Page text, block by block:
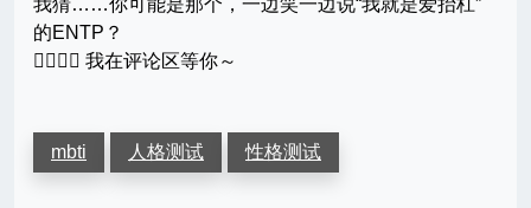
我猜……你可能是那个，一边笑一边说“我就是爱抬杠”
的ENTP？
🙋‍♂️🙋‍♀️ 我在评论区等你～
mbti 人格测试 性格测试